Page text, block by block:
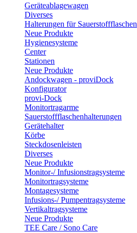
Geräteablagewagen
Diverses
Halterungen für Sauerstoffflaschen
Neue Produkte
Hygienesysteme
Center
Stationen
Neue Produkte
Andockwagen - proviDock
Konfigurator
provi-Dock
Monitortragarme
Sauerstoffflaschenhalterungen
Gerätehalter
Körbe
Steckdosenleisten
Diverses
Neue Produkte
Monitor-/ Infusionstragsysteme
Monitortragsysteme
Montagesysteme
Infusions-/ Pumpentragsysteme
Vertikaltragsysteme
Neue Produkte
TEE Care / Sono Care